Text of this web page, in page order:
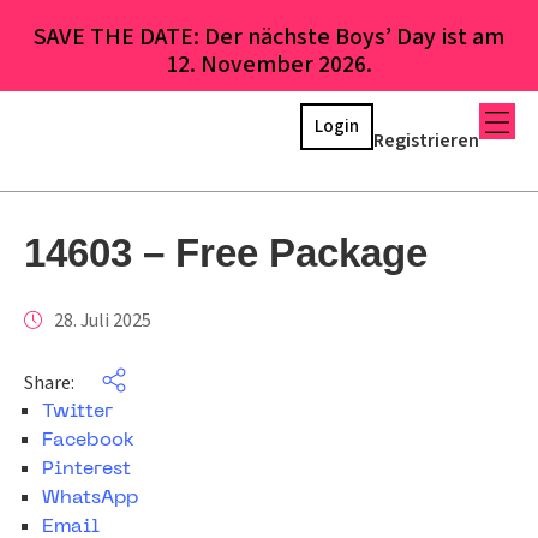
SAVE THE DATE: Der nächste Boys’ Day ist am
12. November 2026.
Registrieren
Login
14603 – Free Package
28. Juli 2025
Share:
Twitter
Facebook
Pinterest
WhatsApp
Email